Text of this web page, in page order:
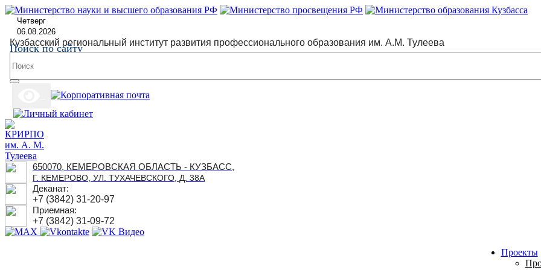
Четверг
06.08.2026
Кузбасский региональный институт развития профессионального образования им. А.М. Тулеева
Поиск по сайту
650070, КЕМЕРОВСКАЯ ОБЛАСТЬ - КУЗБАСС,
Г. КЕМЕРОВО, УЛ. ТУХАЧЕВСКОГО, Д. 38А
Деканат:
+7 (3842) 31-20-97
Приемная:
+7 (3842) 31-09-72
Проекты